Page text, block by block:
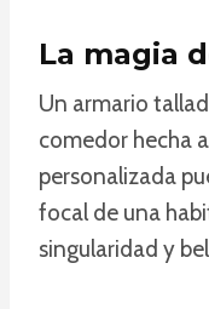
La magia
Un armario
comedor hecha
personalizada
focal de una
singularidad y